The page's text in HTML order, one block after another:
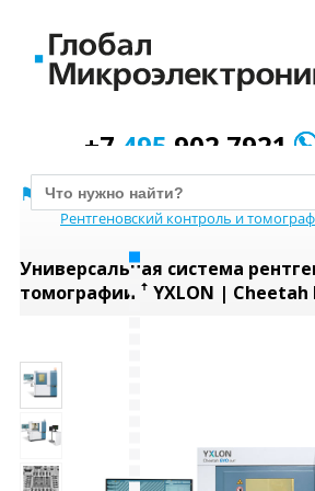
+7 495 902 7921
Оборудование
Рентгеновский контроль и
Универсальная система
томографии ꜛ YXLON | Cheetah